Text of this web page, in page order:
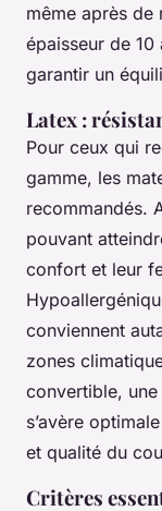
même après de
épaisseur de
garantir un
Latex :
Pour ceux qui
gamme, les
recommandés.
pouvant
confort et leur
conviennent
zones
convertible,
s’avère
et qualité du
Critères